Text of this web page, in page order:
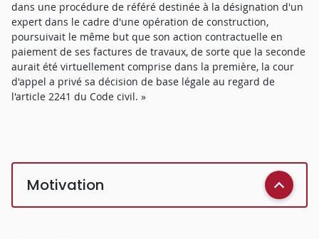
dans une procédure de référé destinée à la désignation d'un
expert dans le cadre d'une opération de construction,
poursuivait le même but que son action contractuelle en
paiement de ses factures de travaux, de sorte que la seconde
aurait été virtuellement comprise dans la première, la cour
d'appel a privé sa décision de base légale au regard de
l'article 2241 du Code civil. »
Motivation